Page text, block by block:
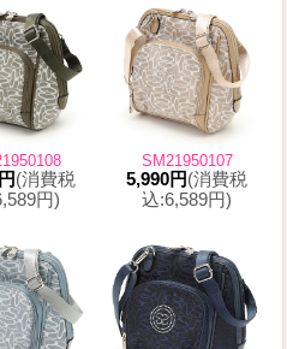
(消費税
円)
SM21950107
5,990円(消費税
込:6,589円)